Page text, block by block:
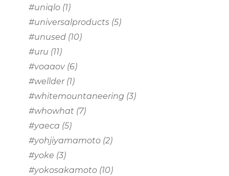
#uniqlo (1)
#universalproducts (5)
#unused (10)
#uru (11)
#voaaov(6)
#wellder(1)
#whitemountaneering (3)
#whowhat (7)
#yaeca (5)
#yohjiyamamoto (2)
#yoke (3)
#yokosakamoto (10)